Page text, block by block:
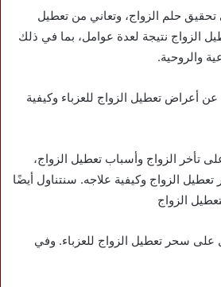
تحقيق حلم الزواج، وتعاني من تعطيل
الزواج نتيجة لعدة عوامل، بما في ذلك
والروحية.
أعراض تعطيل الزواج للعزباء وكيفية
الزواج وأسباب تعطيل الزواج،
الزواج وكيفية علاجه. سنتناول أيضًا
الزواج
على سحر تعطيل الزواج للعزباء. وفي